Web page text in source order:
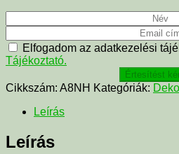
Elfogadom az adatkezelési
Tájékoztató.
Értesítést
Cikkszám: A8NH Kategóriák:
Leírás
Leírás